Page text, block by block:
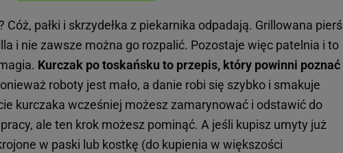
Cóż, pałki i skrzydełka z piekarnika odpadają. Grillowana pierś
i nie zawsze można go rozpalić. Pozostaje więc patelnia i to
Kurczak po toskańsku to przepis, który powinni poznać
roboty jest mało, a danie robi się szybko i smakuje
kurczaka wcześniej możesz zamarynować i odstawić do
ale ten krok możesz pominąć. A jeśli kupisz umyty już
w paski lub kostkę (do kupienia w większości